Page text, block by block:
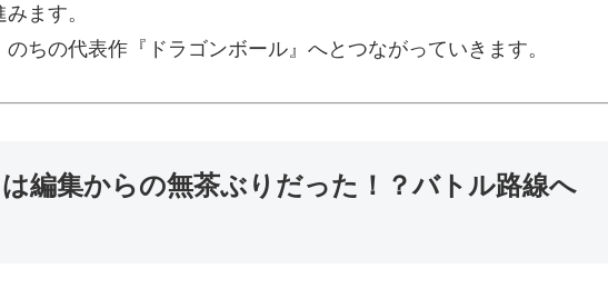
ます。
ちの代表作『ドラゴンボール』へとつながっていきます。
は編集からの無茶ぶりだった！？バトル路線へ